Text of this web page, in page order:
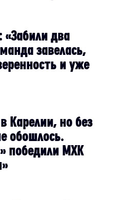
«Забили два
завелась,
и уже
Карелии, но без
обошлось.
победили МХК